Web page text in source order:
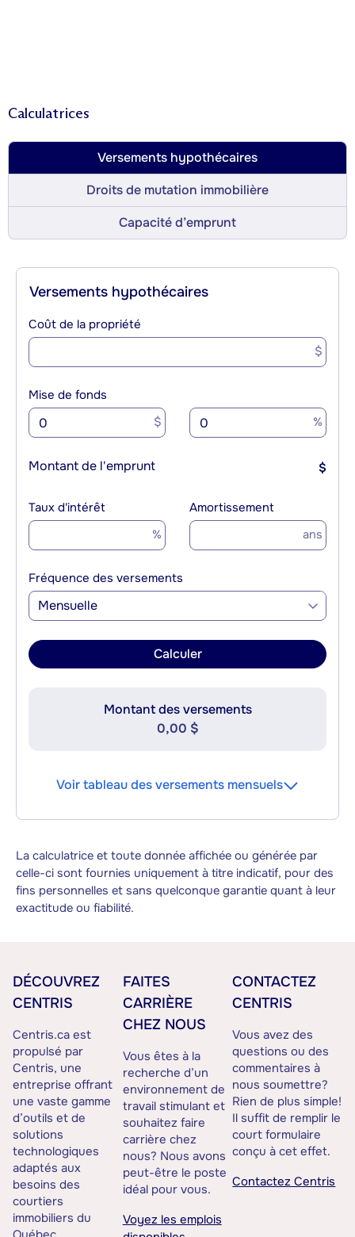
Calculatrices
Versements hypothécaires
Droits de mutation immobilière
Capacité d’emprunt
Versements hypothécaires
Coût de la propriété
$
Mise de fonds
$ %
Montant de l'emprunt $
Taux d'intérêt
%
Amortissement
ans
Fréquence des versements
Mensuelle
Calculer
Montant des versements
0,00 $
Voir tableau des versements mensuels
La calculatrice et toute donnée affichée ou générée par
celle-ci sont fournies uniquement à titre indicatif, pour des
fins personnelles et sans quelconque garantie quant à leur
exactitude ou fiabilité.
DÉCOUVREZ
CENTRIS
Centris.ca est
propulsé par
Centris, une
entreprise offrant
une vaste gamme
d’outils et de
solutions
technologiques
adaptés aux
besoins des
courtiers
immobiliers du
FAITES
CARRIÈRE
CHEZ NOUS
Vous êtes à la
recherche d’un
environnement de
travail stimulant et
souhaitez faire
carrière chez
nous? Nous avons
peut-être le poste
idéal pour vous.
Voyez les emplois
CONTACTEZ
CENTRIS
Vous avez des
questions ou des
commentaires à
nous soumettre?
Rien de plus simple!
Il suffit de remplir le
court formulaire
conçu à cet effet.
Contactez Centris